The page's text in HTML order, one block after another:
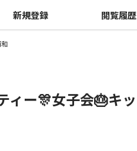
新規登録 閲覧履歴
ィー🎊女子会🎂キッ